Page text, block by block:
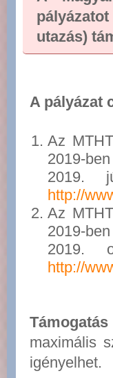
utazás)
A pályázat
Az
2019-
2019.
http://
Az
2019-
2019.
http://
maximális
igényelhet.